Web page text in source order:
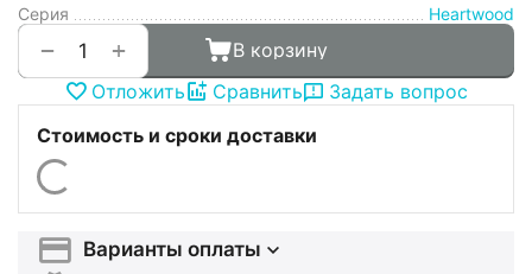
Серия Heartwood
+
−
В корзину
Отложить
Сравнить
Задать вопрос
Стоимость и сроки доставки
Варианты оплаты